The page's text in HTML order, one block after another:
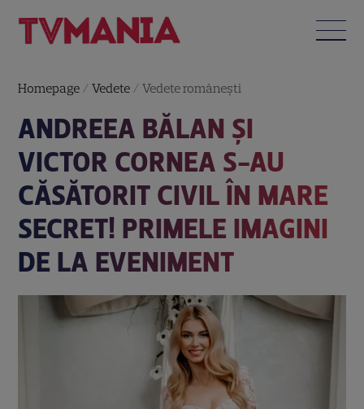
Homepage /Vedete /Vedete româneşti
ANDREEA BĂLAN ȘI
VICTOR CORNEA S-AU
CĂSĂTORIT CIVIL ÎN MARE
SECRET! PRIMELE IMAGINI
DE LA EVENIMENT